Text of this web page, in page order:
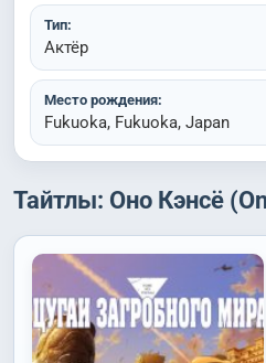
Тип:
Актёр
Место рождения:
Fukuoka, Fukuoka, Japan
Тайтлы: Оно Кэнсё